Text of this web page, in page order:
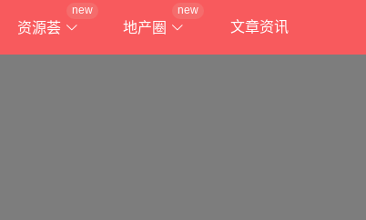
资源荟
new
地产圈
new
文章资讯